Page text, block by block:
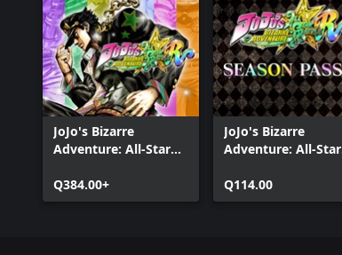
JoJo's Bizarre
Adventure: All-Star
Q384.00+
JoJo's Bizarre
Adventure: All-Star
Temporada 2
Q114.00